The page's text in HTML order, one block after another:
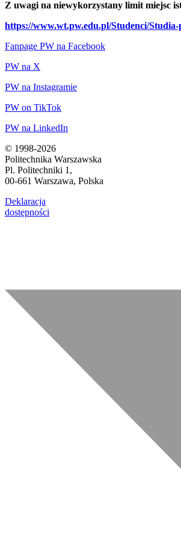
Z uwagi na niewykorzystany limit miejsc
https://www.wt.pw.edu.pl/Studenci/
Fanpage PW na Facebook
PW na X
PW na Instagramie
PW on TikTok
PW na LinkedIn
© 1998-2026
Politechnika Warszawska
Pl. Politechniki 1,
00-661 Warszawa, Polska
Deklaracja
dostępności